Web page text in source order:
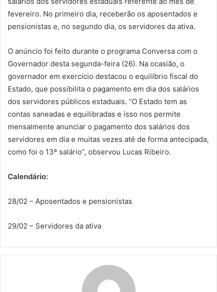
fevereiro. No primeiro dia, receberão os aposentados e
pensionistas e, no segundo dia, os servidores da ativa.
O anúncio foi feito durante o programa Conversa com o
Governador desta segunda-feira (26). Na ocasião, o
governador em exercício destacou o equilíbrio fiscal do
Estado, que possibilita o pagamento em dia dos salários
dos servidores públicos estaduais. “O Estado tem as
contas saneadas e equilibradas e isso nos permite
mensalmente anunciar o pagamento dos salários dos
servidores em dia e muitas vezes até de forma antecipada,
como foi o 13º salário”, observou Lucas Ribeiro.
Calendário:
28/02 – Aposentados e pensionistas
29/02 – Servidores da ativa